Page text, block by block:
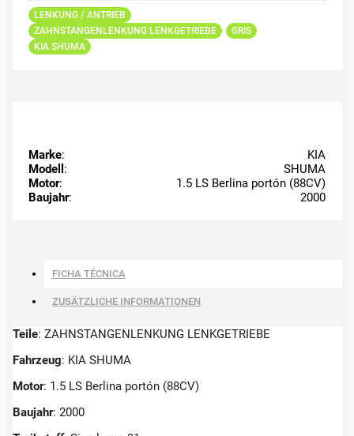
LENKUNG / ANTRIEB
ZAHNSTANGENLENKUNG LENKGETRIEBE
GRIS
KIA SHUMA
Marke:
KIA
Modell :
SHUMA
Motor:
1.5 LS Berlina portón (88CV)
Baujahr: 2000
FICHA TÉCNICA
ZUSÄTZLICHE INFORMATIONEN
Teile: ZAHNSTANGENLENKUNG LENKGETRIEBE
Fahrzeug: KIA SHUMA
Motor: 1.5 LS Berlina portón (88CV)
Baujahr: 2000